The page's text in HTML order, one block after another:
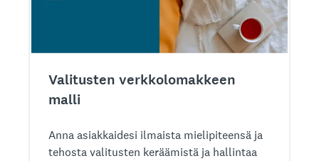
Valitusten verkkolomakkeen
malli
Anna asiakkaidesi ilmaista mielipiteensä ja
tehosta valitusten keräämistä ja hallintaa